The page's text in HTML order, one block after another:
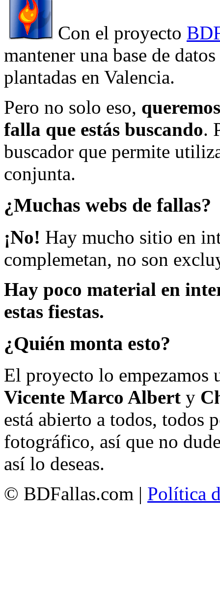
Con el proyecto
mantener una base de
plantadas en Valencia.
Pero no solo eso,
falla que estás buscando.
buscador que permite
conjunta.
¿Muchas webs de fallas?
¡No! Hay mucho sitio en
complemetan, no son
Hay poco material en
estas fiestas.
¿Quién monta esto?
El proyecto lo empezamos
Vicente Marco Albert y
está abierto a todos, todos
fotográfico, así que no
así lo deseas.
© BDFallas.com | Política